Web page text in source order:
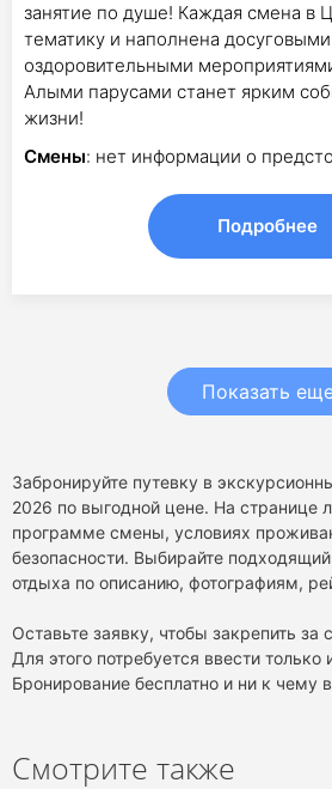
занятие по душе! Каждая смена в
тематику и наполнена
оздоровительными
Алыми парусами станет ярким
жизни!
Смены: нет информации о
Подробнее
Показать
Забронируйте путевку в
2026 по выгодной цене. На странице
программе смены, условиях
безопасности. Выбирайте
отдыха по описанию, фотографиям,
Оставьте заявку, чтобы закрепить за
Для этого потребуется ввести
Бронирование бесплатно и ни к чему
Смотрите также